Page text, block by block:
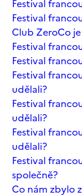
Festival
Festival
Club ZeroCo
Festival
Festival
Festival
udělali?
Festival
udělali?
Festival
udělali?
Festival
společně?
Co nám zbylo